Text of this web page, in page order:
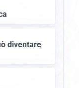
diventare